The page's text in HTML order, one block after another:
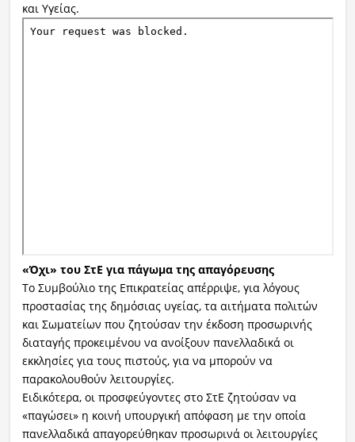
και Υγείας.
«Όχι» του ΣτΕ για πάγωμα της απαγόρευσης
Το Συμβούλιο της Επικρατείας απέρριψε, για λόγους
προστασίας της δημόσιας υγείας, τα αιτήματα πολιτών
και Σωματείων που ζητούσαν την έκδοση προσωρινής
διαταγής προκειμένου να ανοίξουν πανελλαδικά οι
εκκλησίες για τους πιστούς, για να μπορούν να
παρακολουθούν λειτουργίες.
Ειδικότερα, οι προσφεύγοντες στο ΣτΕ ζητούσαν να
«παγώσει» η κοινή υπουργική απόφαση με την οποία
πανελλαδικά απαγορεύθηκαν προσωρινά οι λειτουργίες